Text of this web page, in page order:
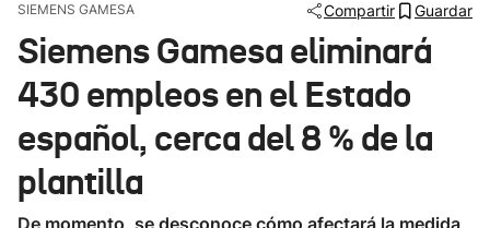
Ikusmiran
Eguraldia
SIEMENS GAMESA Compartir Guardar
Siemens Gamesa eliminará
430 empleos en el Estado
español, cerca del 8 % de la
plantilla
De momento, se desconoce cómo afectará la medida